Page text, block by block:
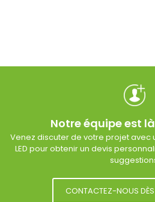
Notre équipe est
Venez discuter de votre projet avec
LED pour obtenir un devis
CONTACTEZ-NOUS